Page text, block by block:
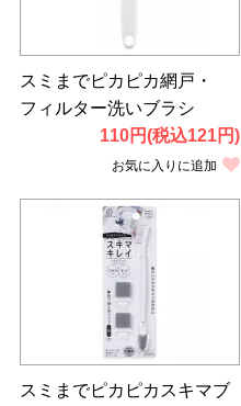
スミまでピカピカ網戸・
フィルター洗いブラシ
110円(税込121円)
お気に入りに追加
スミまでピカピカスキマブ